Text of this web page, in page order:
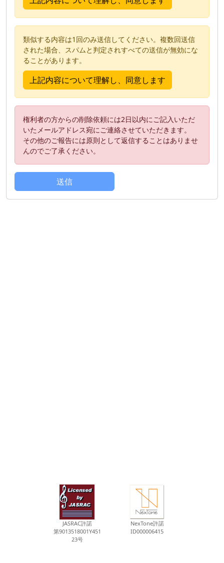
類似する内容は1回のみ送信してください。複数回送信
された場合、スパムと判定されすべての送信が無効にな
ることがあります。
権利者の方からの削除依頼には2日以内にご記入いただ
いたメールアドレス宛にご連絡させていただきます。
その他のご報告には原則として返信することはありませ
んのでご了承ください。
JASRAC許諾
第9013518001Y451
23号
NexTone許諾
ID000006415